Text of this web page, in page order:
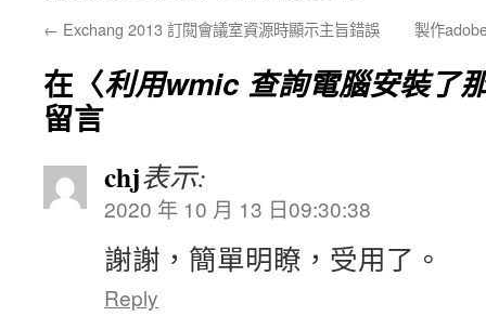
← Exchang 2013 訂閱會議室資源時顯示主旨錯誤 製作
在〈利用wmic 查詢電腦安裝了
留言
chj表示:
2020 年 10 月 13 日09:30:38
謝謝，簡單明瞭，受用了。
Reply